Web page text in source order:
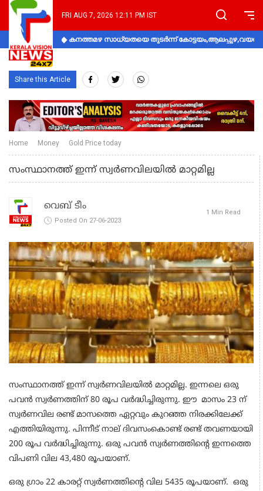
FRI AUG 7, 2026 12:11 PM IST
കനത്തമഴ സാധ്യതയെ തുടർന്ന്
Share this Article
Home Money Gold Price today
സംസ്ഥാനത്ത് ഇന്ന് സ്വർണവിലയിൽ മാറ്റമില്ല
വെബ് ടീം
Posted On 27-06-2023
1 Min Read
സംസ്ഥാനത്ത് ഇന്ന് സ്വർണവിലയിൽ മാറ്റമില്ല. ഇന്നലെ ഒരു
പവൻ സ്വർണത്തിന് 80 രൂപ വർദ്ധിച്ചിരുന്നു. ഈ മാസം 23 ന്
സ്വർണവില രണ്ട് മാസത്തെ ഏറ്റവും കുറഞ്ഞ നിരക്കിലേക്ക്
എത്തിയിരുന്നു. പിന്നീട് നാല് ദിവസംകൊണ്ട് രണ്ട് തവണയായി
200 രൂപ വർദ്ധിച്ചിരുന്നു. ഒരു പവൻ സ്വർണത്തിന്റെ ഇന്നത്തെ
വിപണി വില 43,480 രൂപയാണ്.
ഒരു ഗ്രാം 22 കാരറ്റ് സ്വർണത്തിന്റെ വില 5435 രൂപയാണ്. ഒരു